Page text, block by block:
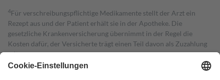
4Für verschreibungspflichtige Medikamente stellt der Arzt ein
Rezept aus und der Patient erhält sie in der Apotheke. Die
gesetzliche Krankenversicherung übernimmt in der Regel die
Kosten dafür, der Versicherte trägt einen Teil davon als Zuzahlung
mit.
Grundsätzlich leisten Mitglieder Zuzahlungen in Höhe von zehn